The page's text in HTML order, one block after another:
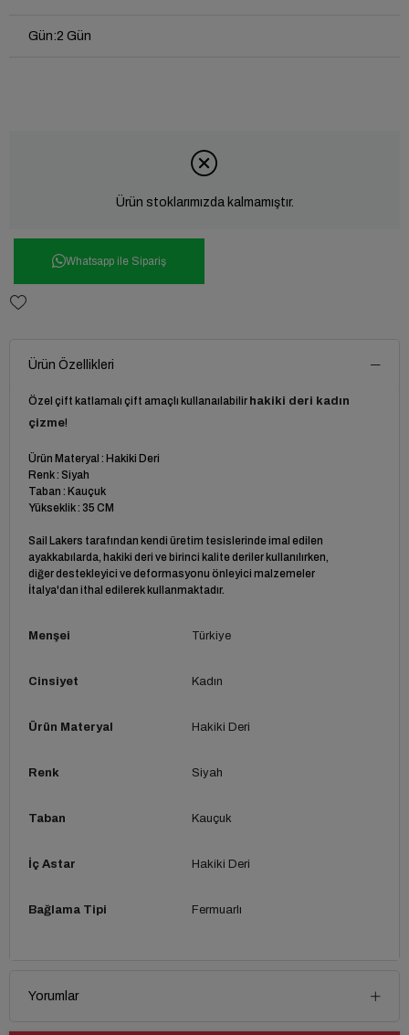
Gün:2 Gün
Ürün stoklarımızda kalmamıştır.
Whatsapp ile Sipariş
Ürün Özellikleri
Özel çift katlamalı çift amaçlı kullanaılabilir hakiki deri kadın
çizme!
Ürün Materyal : Hakiki Deri
Renk : Siyah
Taban : Kauçuk
Yükseklik : 35 CM
Sail Lakers tarafından kendi üretim tesislerinde imal edilen
ayakkabılarda, hakiki deri ve birinci kalite deriler kullanılırken,
diğer destekleyici ve deformasyonu önleyici malzemeler
İtalya'dan ithal edilerek kullanmaktadır.
Menşei Türkiye
Cinsiyet Kadın
Ürün Materyal Hakiki Deri
Renk Siyah
Taban Kauçuk
İç Astar Hakiki Deri
Bağlama Tipi Fermuarlı
Yorumlar